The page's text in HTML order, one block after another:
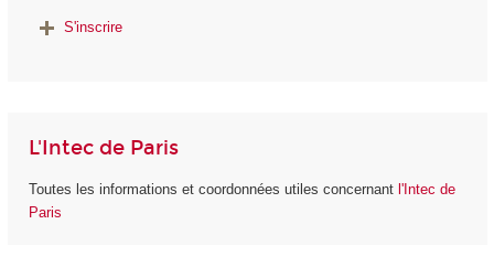
S'inscrire
L'Intec de Paris
Toutes les informations et coordonnées utiles concernant l'Intec de
Paris